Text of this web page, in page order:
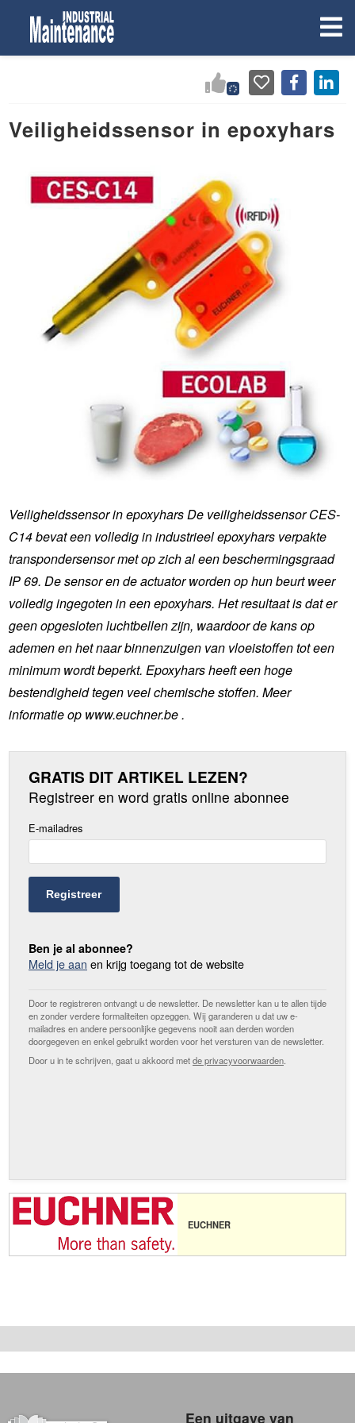
Veiligheidssensor in epoxyhars
Veiligheidssensor in epoxyhars De veiligheidssensor CES-
C14 bevat een volledig in industrieel epoxyhars verpakte
transpondersensor met op zich al een beschermingsgraad
IP 69. De sensor en de actuator worden op hun beurt weer
volledig ingegoten in een epoxyhars. Het resultaat is dat er
geen opgesloten luchtbellen zijn, waardoor de kans op
ademen en het naar binnenzuigen van vloeistoffen tot een
minimum wordt beperkt. Epoxyhars heeft een hoge
bestendigheid tegen veel chemische stoffen. Meer
informatie op www.euchner.be .
GRATIS DIT ARTIKEL LEZEN?
Registreer en word gratis online abonnee
E-mailadres
Registreer
Ben je al abonnee?
Meld je aan en krijg toegang tot de website
Door te registreren ontvangt u de newsletter. De newsletter kan u te allen tijde
en zonder verdere formaliteiten opzeggen. Wij garanderen u dat uw e-
mailadres en andere persoonlijke gegevens nooit aan derden worden
doorgegeven en enkel gebruikt worden voor het versturen van de newsletter.
Door u in te schrijven, gaat u akkoord metde privacyvoorwaarden
EUCHNER
Een uitgave van